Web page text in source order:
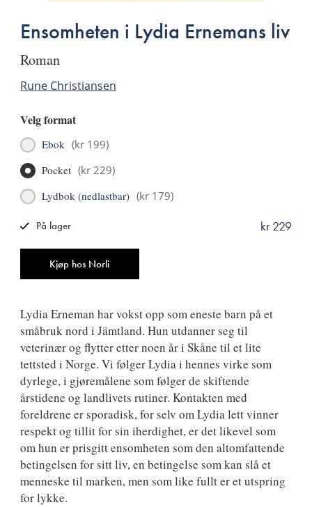
Ensomheten i Lydia Ernemans liv
roman
Rune Christiansen
Velg format
Ebok (kr 199)
Pocket (kr 229)
Lydbok (nedlastbar) (kr 179)
Kjøp hos Norli
kr 229
På lager
Lydia Erneman har vokst opp som eneste barn på et
småbruk nord i Jämtland. Hun utdanner seg til
veterinær og flytter etter noen år i Skåne til et lite
tettsted i Norge. Vi følger Lydia i hennes virke som
dyrlege, i gjøremålene som følger de skiftende
årstidene og landlivets rutiner. Kontakten med
foreldrene er sporadisk, for selv om Lydia lett vinner
respekt og tillit for sin iherdighet, er det likevel som
om hun er prisgitt ensomheten som den altomfattende
betingelsen for sitt liv, en betingelse som kan slå et
menneske til marken, men som like fullt er et utspring
for lykke.